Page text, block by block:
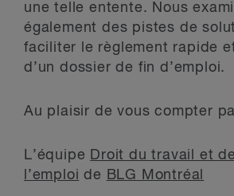
une telle entente. Nous
également des pistes de
faciliter le règlement rapide
d’un dossier de fin d’emploi.
Au plaisir de vous compter
L’équipe Droit du travail et de
l’emploi de BLG Montréal